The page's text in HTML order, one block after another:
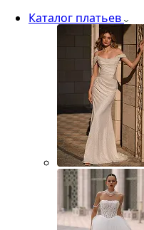
Каталог платьев